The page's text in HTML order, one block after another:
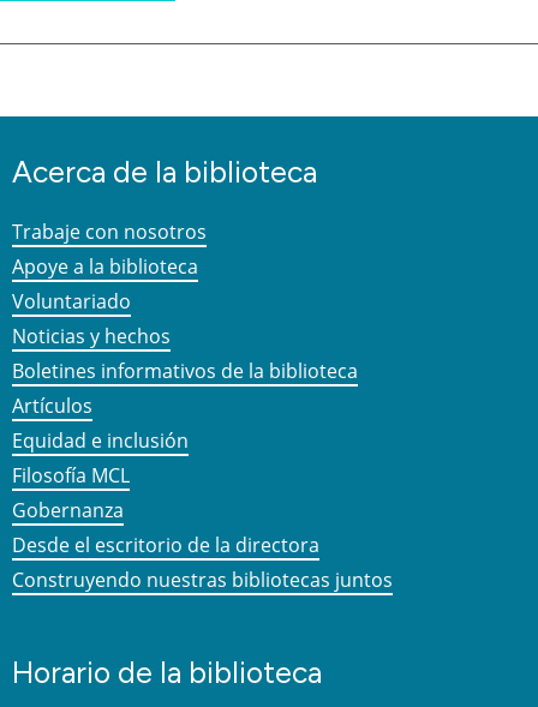
Acerca de la biblioteca
Trabaje con nosotros
Apoye a la biblioteca
Voluntariado
Noticias y hechos
Boletines informativos de la biblioteca
Artículos
Equidad e inclusión
Filosofía MCL
Gobernanza
Desde el escritorio de la directora
Construyendo nuestras bibliotecas juntos
Horario de la biblioteca